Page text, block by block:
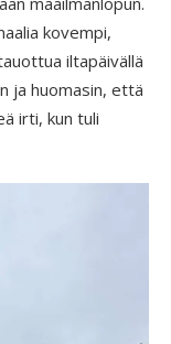
kovempi,
iltapäivällä
ja huomasin, että
irti, kun tuli